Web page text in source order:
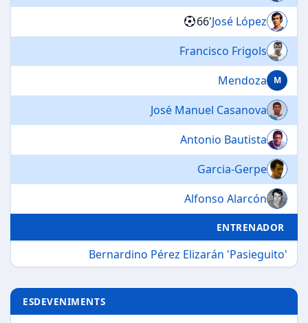
66'José López
Francisco Frigols
Mendoza
M
José Manuel Casanova
Antonio Bautista
Garcia-Gerpe
Alfonso Alarcón
ENTRENADOR
Bernardino Pérez Elizarán 'Pasieguito'
ESDEVENIMENTS